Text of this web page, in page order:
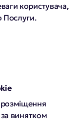
користувача,
Послуги.
винятком